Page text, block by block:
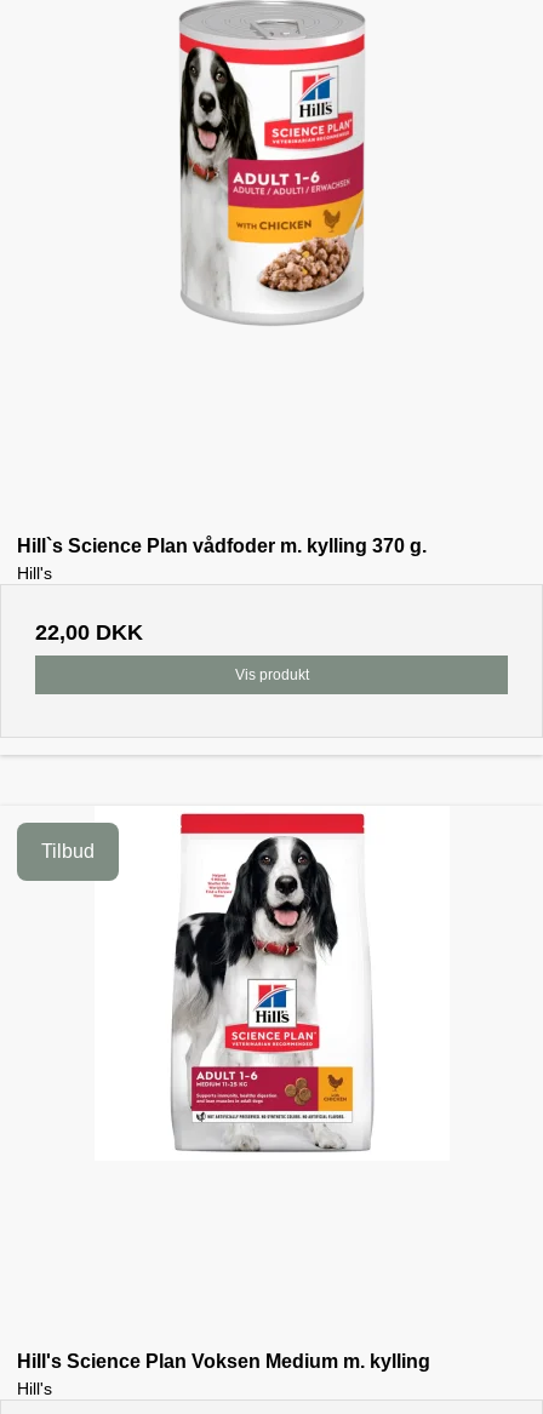
Hill`s Science Plan vådfoder m. kylling 370 g.
Hill's
22,00 DKK
Vis produkt
Tilbud
Hill's Science Plan Voksen Medium m. kylling
Hill's